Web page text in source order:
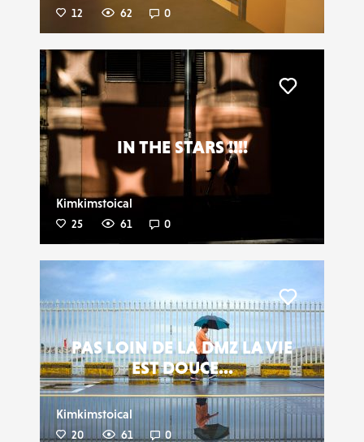
12 62 0
IN THE STARS !!!!
Kimkimstoical
25 61 0
PAS LOIN DE LA DMZ LA VIE
EST DOUCE...
Kimkimstoical
20 61 0
Liker